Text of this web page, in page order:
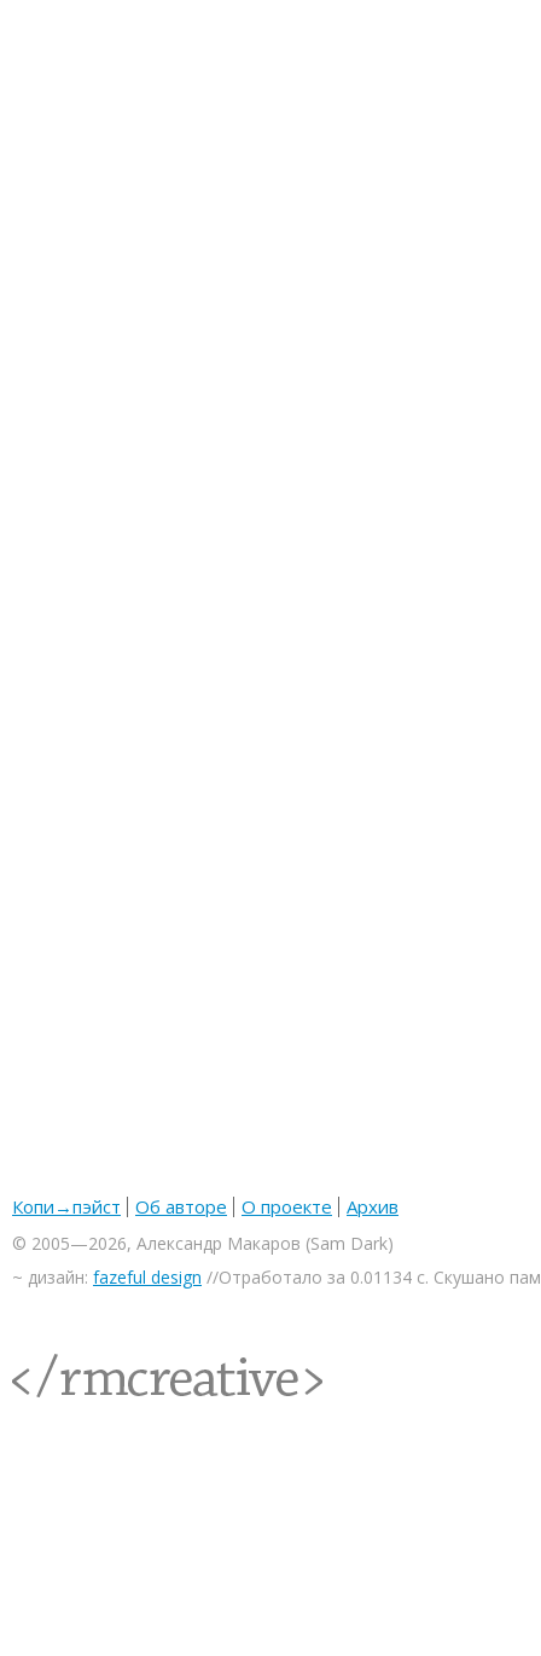
Копи→пэйст Об авторе О проекте Архив
© 2005—2026, Александр Макаров (Sam Dark)
~ дизайн: fazeful design //Отработало за 0.01134 с. Скушано
<rmcreative/>